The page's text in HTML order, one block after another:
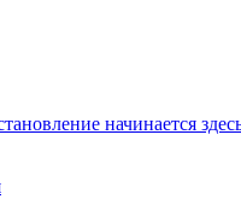
начинается